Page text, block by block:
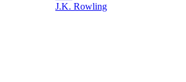
J.K. Rowling